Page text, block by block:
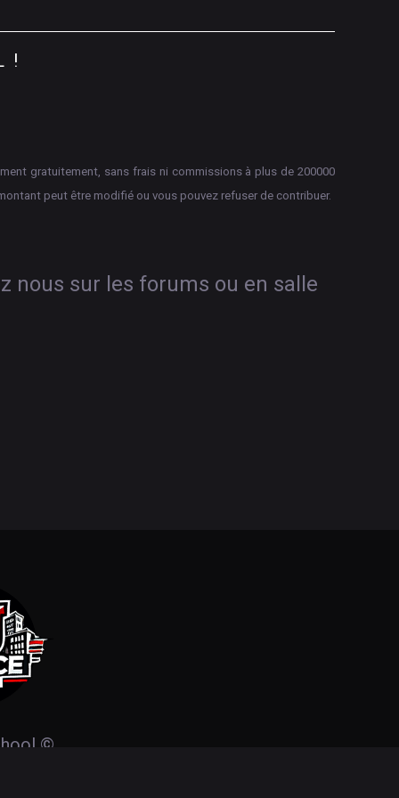
!
gratuitement, sans frais ni commissions à plus de 200000
peut être modifié ou vous pouvez refuser de contribuer.
nous sur les forums ou en salle
©